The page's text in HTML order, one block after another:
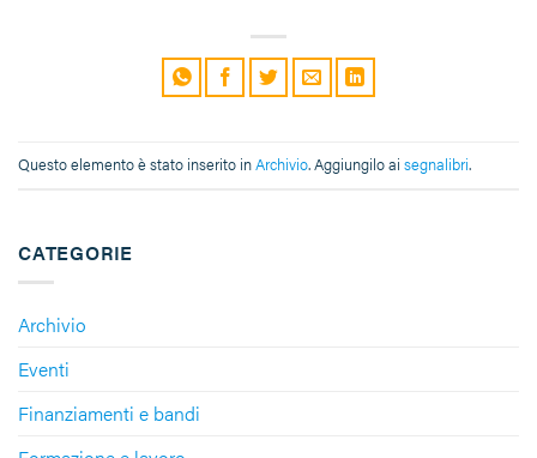
CATEGORIE
Archivio
Eventi
Finanziamenti e bandi
Questo elemento è stato inserito inArchivio. Aggiungilo ai segnalibri.